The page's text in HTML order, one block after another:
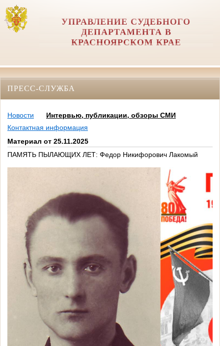
УПРАВЛЕНИЕ СУДЕБНОГО
ДЕПАРТАМЕНТА В
КРАСНОЯРСКОМ КРАЕ
ПРЕСС-СЛУЖБА
Новости
Интервью, публикации, обзоры СМИ
Контактная информация
Материал от 25.11.2025
ПАМЯТЬ ПЫЛАЮЩИХ ЛЕТ: Федор Никифорович Лакомый